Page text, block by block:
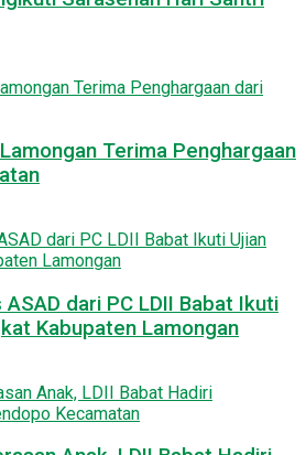
Terima Penghargaan
dari PC LDII Babat Ikuti
Kabupaten Lamongan